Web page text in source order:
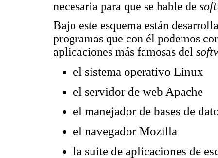
necesaria para que se hable de
Bajo este esquema están
programas que con él podemos
aplicaciones más famosas del
el sistema operativo Linux
el servidor de web Apache
el manejador de bases de
el navegador Mozilla
la suite de aplicaciones de